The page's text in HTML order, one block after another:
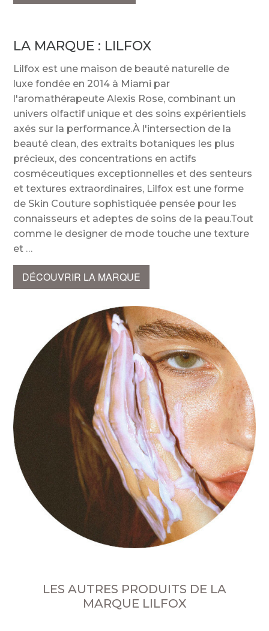
LA MARQUE : LILFOX
Lilfox est une maison de beauté naturelle de
luxe fondée en 2014 à Miami par
l'aromathérapeute Alexis Rose, combinant un
univers olfactif unique et des soins expérientiels
axés sur la performance.À l'intersection de la
beauté clean, des extraits botaniques les plus
précieux, des concentrations en actifs
cosméceutiques exceptionnelles et des senteurs
et textures extraordinaires, Lilfox est une forme
de Skin Couture sophistiquée pensée pour les
connaisseurs et adeptes de soins de la peau.Tout
comme le designer de mode touche une texture
et
DÉCOUVRIR LA MARQUE
LES AUTRES PRODUITS DE LA
MARQUE LILFOX